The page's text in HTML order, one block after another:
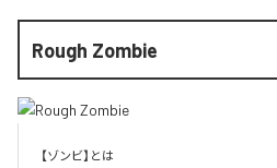
Rough Zombie
【ゾンビ】とは